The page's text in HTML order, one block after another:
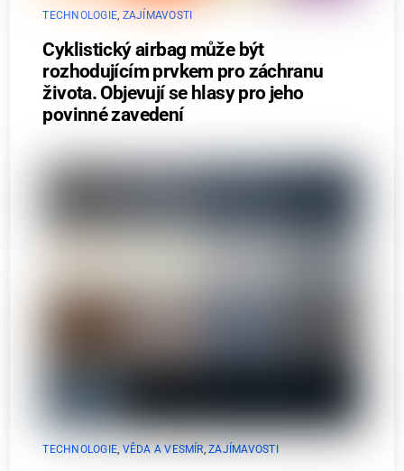
TECHNOLOGIE, ZAJÍMAVOSTI
Cyklistický airbag může být
rozhodujícím prvkem pro záchranu
života. Objevují se hlasy pro jeho
povinné zavedení
TECHNOLOGIE VĚDA A VESMÍR ,ZAJÍMAVOSTI